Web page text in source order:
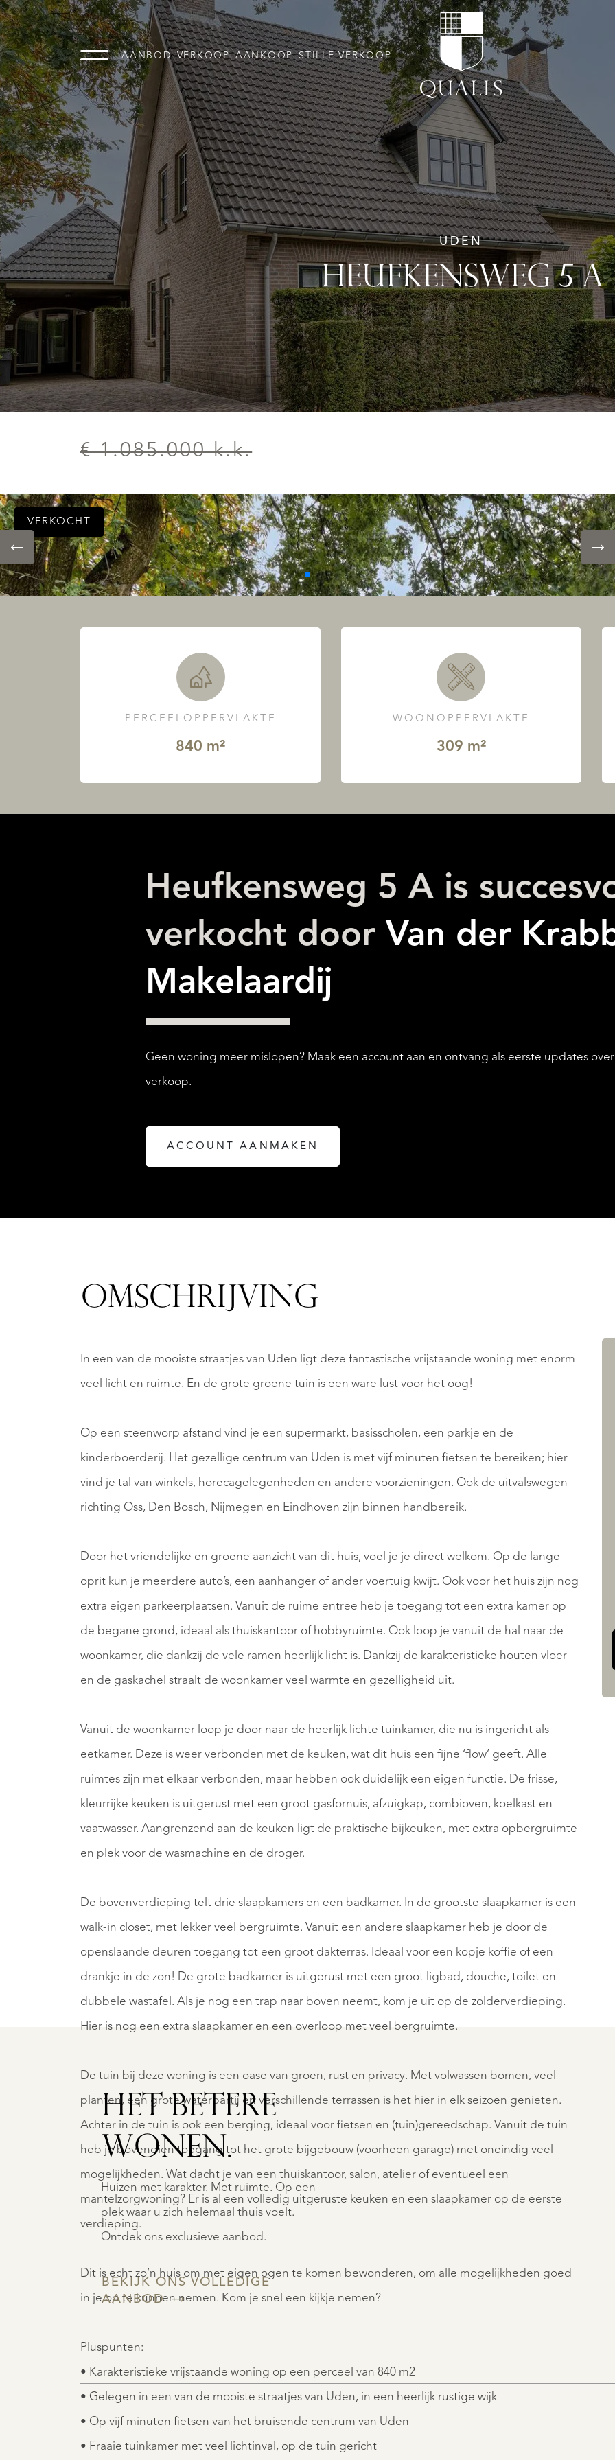
AANBOD VERKOOP AANKOOP STILLE VERKOOP
UDEN
HEUFKENSWEG 5 A
€ 1.085.000 k.k.
VERKOCHT
PERCEELOPPERVLAKTE
840 m²
WOONOPPERVLAKTE
309 m²
Heufkensweg 5 A is
verkocht door Van der
Makelaardij
Geen woning meer mislopen? Maak een account aan en ontvang als eerste updates
verkoop.
ACCOUNT AANMAKEN
OMSCHRIJVING
In een van de mooiste straatjes van Uden ligt deze fantastische vrijstaande woning met enorm
veel licht en ruimte. En de grote groene tuin is een ware lust voor het oog!
Op een steenworp afstand vind je een supermarkt, basisscholen, een parkje en de
kinderboerderij. Het gezellige centrum van Uden is met vijf minuten fietsen te bereiken; hier
vind je tal van winkels, horecagelegenheden en andere voorzieningen. Ook de uitvalswegen
richting Oss, Den Bosch, Nijmegen en Eindhoven zijn binnen handbereik.
Door het vriendelijke en groene aanzicht van dit huis, voel je je direct welkom. Op de lange
oprit kun je meerdere auto’s, een aanhanger of ander voertuig kwijt. Ook voor het huis zijn nog
extra eigen parkeerplaatsen. Vanuit de ruime entree heb je toegang tot een extra kamer op
de begane grond, ideaal als thuiskantoor of hobbyruimte. Ook loop je vanuit de hal naar de
woonkamer, die dankzij de vele ramen heerlijk licht is. Dankzij de karakteristieke houten vloer
en de gaskachel straalt de woonkamer veel warmte en gezelligheid uit.
Vanuit de woonkamer loop je door naar de heerlijk lichte tuinkamer, die nu is ingericht als
eetkamer. Deze is weer verbonden met de keuken, wat dit huis een fijne ‘flow’ geeft. Alle
ruimtes zijn met elkaar verbonden, maar hebben ook duidelijk een eigen functie. De frisse,
kleurrijke keuken is uitgerust met een groot gasfornuis, afzuigkap, combioven, koelkast en
vaatwasser. Aangrenzend aan de keuken ligt de praktische bijkeuken, met extra opbergruimte
en plek voor de wasmachine en de droger.
De bovenverdieping telt drie slaapkamers en een badkamer. In de grootste slaapkamer is een
walk-in closet, met lekker veel bergruimte. Vanuit een andere slaapkamer heb je door de
openslaande deuren toegang tot een groot dakterras. Ideaal voor een kopje koffie of een
drankje in de zon! De grote badkamer is uitgerust met een groot ligbad, douche, toilet en
dubbele wastafel. Als je nog een trap naar boven neemt, kom je uit op de zolderverdieping.
Hier is nog een extra slaapkamer en een overloop met veel bergruimte.
De tuin bij deze woning is een oase van groen, rust en privacy. Met volwassen bomen, veel
planten, een grote waterpartij en verschillende terrassen is het hier in elk seizoen genieten.
Achter in de tuin is ook een berging, ideaal voor fietsen en (tuin)gereedschap. Vanuit de tuin
heb je bovendien toegang tot het grote bijgebouw (voorheen garage) met oneindig veel
mogelijkheden. Wat dacht je van een thuiskantoor, salon, atelier of eventueel een
mantelzorgwoning? Er is al een volledig uitgeruste keuken en een slaapkamer op de eerste
verdieping.
Dit is echt zo’n huis om met eigen ogen te komen bewonderen, om alle mogelijkheden goed
in je op te kunnen nemen. Kom je snel een kijkje nemen?
Pluspunten:
• Karakteristieke vrijstaande woning op een perceel van 840 m2
• Gelegen in een van de mooiste straatjes van Uden, in een heerlijk rustige wijk
• Op vijf minuten fietsen van het bruisende centrum van Uden
• Fraaie tuinkamer met veel lichtinval, op de tuin gericht
HET BETERE
WONEN.
Huizen met karakter. Met ruimte. Op een
plek waar u zich helemaal thuis voelt.
Ontdek ons exclusieve aanbod.
BEKIJK ONS VOLLEDIGE
AANBOD
SPIL
SPIRAAL
AANBOD
REGISTREER